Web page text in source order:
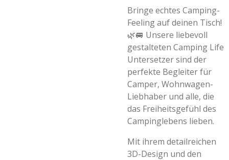
Bringe echtes Camping-
Feeling auf deinen Tisch!
🌿🚐 Unsere liebevoll
gestalteten Camping Life
Untersetzersind der
perfekte Begleiter für
Camper, Wohnwagen-
Liebhaber und alle, die
das Freiheitsgefühl des
Campinglebens lieben.
Mit ihrem detailreichen
3D-Design und den